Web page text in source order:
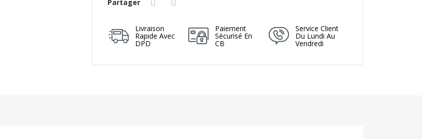
Partager
Livraison
Rapide Avec
DPD
Paiement
Sécurisé En
CB
Service Client
Du Lundi Au
Vendredi